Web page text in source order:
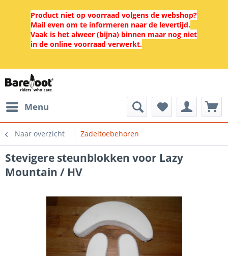
Product niet op voorraad volgens de webshop?
Mail even om te informeren naar de levertijd.
Vaak is het alweer (bijna) binnen maar nog niet
in de online voorraad verwerkt.
Menu
Naar overzicht Zadeltoebehoren
Stevigere steunblokken voor Lazy
Mountain / HV